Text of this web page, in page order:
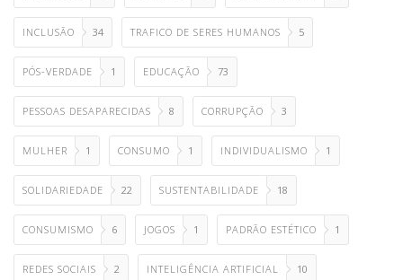
INCLUSÃO 34 TRAFICO DE SERES HUMANOS 5
PÓS-VERDADE 1 EDUCAÇÃO 73
PESSOAS DESAPARECIDAS 8 CORRUPÇÃO 3
MULHER 1 CONSUMO 1 INDIVIDUALISMO 1
SOLIDARIEDADE 22 SUSTENTABILIDADE 18
CONSUMISMO 6 JOGOS 1 PADRÃO ESTÉTICO 1
REDES SOCIAIS 2 INTELIGÊNCIA ARTIFICIAL 10